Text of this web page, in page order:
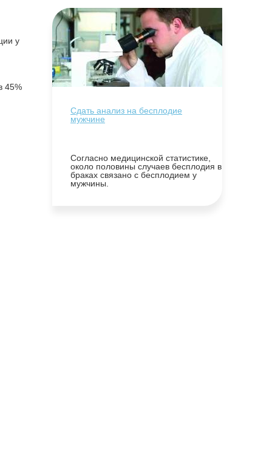
у
45%
Сдать анализ на бесплодие
мужчине
Согласно медицинской статистике,
около половины случаев бесплодия в
браках связано с бесплодием у
мужчины.